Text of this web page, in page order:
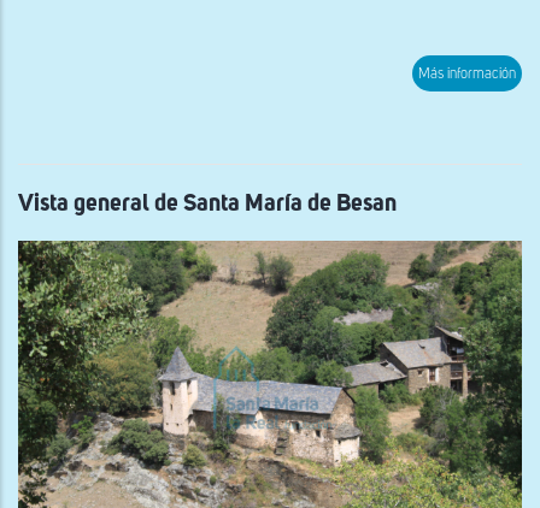
Más información
Vista general de Santa María de Besan